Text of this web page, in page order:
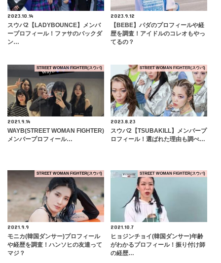
2023.10.14
スウパ2【LADYBOUNCE】メンバ
ープロフィール！ファサのバックダ
ン…
2023.9.12
【BEBE】パダのプロフィールや経
歴を調査！アイドルのコレオもやっ
てるの？
STREET WOMAN FIGHTER(スウパ)
2021.9.14
WAYB(STREET WOMAN FIGHTER)
メンバープロフィール…
STREET WOMAN FIGHTER(スウパ)
2023.8.23
スウパ2【TSUBA​KILL】メンバープ
ロフィール！選ばれた理由も調べ…
STREET WOMAN FIGHTER(スウパ)
2021.9.9
モニカ(韓国ダンサー)プロフィール
や経歴を調査！ハンソヒの友達って
マジ？
STREET WOMAN FIGHTER(スウパ)
2021.10.7
ヒョジンチョイ(韓国ダンサー)年齢
がわかるプロフィール！振り付け師
の経歴…